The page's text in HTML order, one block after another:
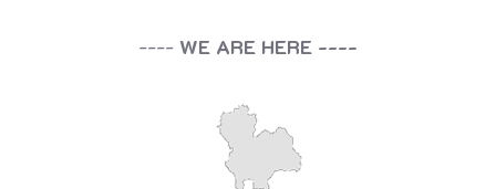
---- WE ARE HERE ----